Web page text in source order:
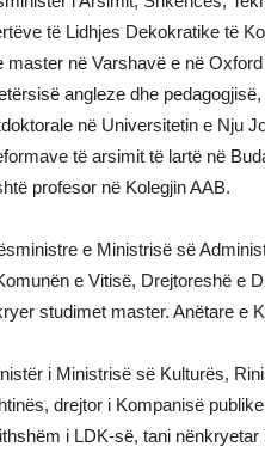
të Lidhjes Dekokratike të
master në Varshavë e në
angleze dhe
në Universitetin e Nju
të arsimit të lartë në
profesor në Kolegjin AAB.
e Ministrisë së
e Vitisë, Drejtoreshë e
studimet master. Anëtare e
i Ministrisë së Kulturës,
drejtor i Kompanisë
i LDK-së, tani nënkryetar